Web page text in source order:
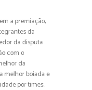
a premiação,
da
da disputa
com o
da
melhor boiada e
por times.